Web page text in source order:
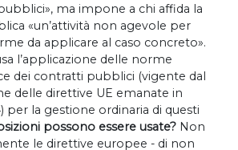
ma impone a chi affida la
«un’attività non agevole per
da applicare al caso concreto».
l’applicazione delle norme
dei contratti pubblici (vigente dal
delle direttive UE emanate in
per la gestione ordinaria di questi
possono essere usate? Non
le direttive europee - di non